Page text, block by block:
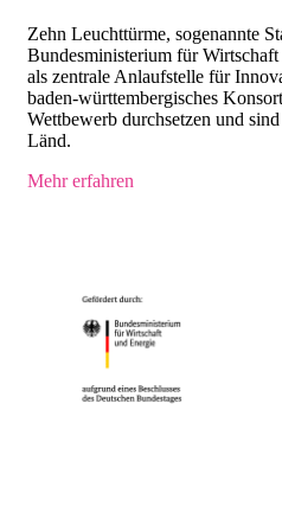
Zehn Leuchttürme, sogenannte
Bundesministerium für
als zentrale Anlaufstelle für
baden-württembergisches
Wettbewerb durchsetzen und
Länd.
Mehr erfahren